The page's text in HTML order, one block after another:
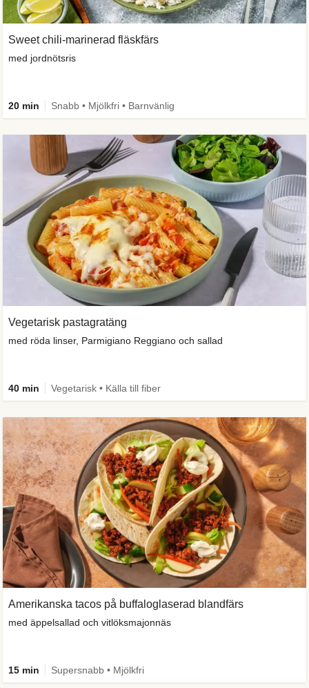
Amerikanska tacos på buffaloglaserad blandfärs
med äppelsallad och vitlöksmajonnäs
15 min Supersnabb • Mjölkfri
Sweet chili-marinerad fläskfärs
med jordnötsris
20 min Snabb • Mjölkfri • Barnvänlig
Vegetarisk pastagratäng
med röda linser, Parmigiano Reggiano och sallad
40 min Vegetarisk • Källa till fiber